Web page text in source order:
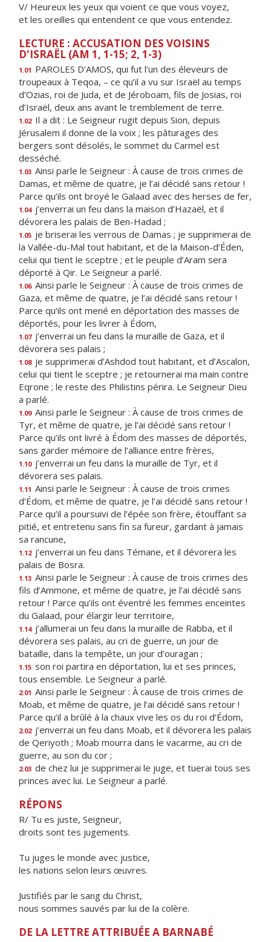
V/ Heureux les yeux qui voient ce que vous voyez,
et les oreilles qui entendent ce que vous entendez.
LECTURE : ACCUSATION DES VOISINS
D'ISRAËL (AM 1, 1-15; 2, 1-3)
1.01 PAROLES D’AMOS, qui fut l’un des éleveurs de
troupeaux à Teqoa, – ce qu’il a vu sur Israël au temps
d’Ozias, roi de Juda, et de Jéroboam, fils de Josias, roi
d’Israël, deux ans avant le tremblement de terre.
1.02 Il a dit : Le Seigneur rugit depuis Sion, depuis
Jérusalem il donne de la voix ; les pâturages des
bergers sont désolés, le sommet du Carmel est
desséché.
1.03 Ainsi parle le Seigneur : À cause de trois crimes de
Damas, et même de quatre, je l’ai décidé sans retour !
Parce qu’ils ont broyé le Galaad avec des herses de fer,
1.04 j’enverrai un feu dans la maison d’Hazaël, et il
dévorera les palais de Ben-Hadad ;
1.05 je briserai les verrous de Damas ; je supprimerai de
la Vallée-du-Mal tout habitant, et de la Maison-d’Éden,
celui qui tient le sceptre ; et le peuple d’Aram sera
déporté à Qir. Le Seigneur a parlé.
1.06 Ainsi parle le Seigneur : À cause de trois crimes de
Gaza, et même de quatre, je l’ai décidé sans retour !
Parce qu’ils ont mené en déportation des masses de
déportés, pour les livrer à Édom,
1.07 j’enverrai un feu dans la muraille de Gaza, et il
dévorera ses palais ;
1.08 je supprimerai d’Ashdod tout habitant, et d’Ascalon,
celui qui tient le sceptre ; je retournerai ma main contre
Eqrone ; le reste des Philistins périra. Le Seigneur Dieu
a parlé.
1.09 Ainsi parle le Seigneur : À cause de trois crimes de
Tyr, et même de quatre, je l’ai décidé sans retour !
Parce qu’ils ont livré à Édom des masses de déportés,
sans garder mémoire de l’alliance entre frères,
1.10 j’enverrai un feu dans la muraille de Tyr, et il
dévorera ses palais.
1.11 Ainsi parle le Seigneur : À cause de trois crimes
d’Édom, et même de quatre, je l’ai décidé sans retour !
Parce qu’il a poursuivi de l’épée son frère, étouffant sa
pitié, et entretenu sans fin sa fureur, gardant à jamais
sa rancune,
1.12 j’enverrai un feu dans Témane, et il dévorera les
palais de Bosra.
1.13 Ainsi parle le Seigneur : À cause de trois crimes des
fils d’Ammone, et même de quatre, je l’ai décidé sans
retour ! Parce qu’ils ont éventré les femmes enceintes
du Galaad, pour élargir leur territoire,
1.14 j’allumerai un feu dans la muraille de Rabba, et il
dévorera ses palais, au cri de guerre, un jour de
bataille, dans la tempête, un jour d’ouragan ;
1.15 son roi partira en déportation, lui et ses princes,
tous ensemble. Le Seigneur a parlé.
2.01 Ainsi parle le Seigneur : À cause de trois crimes de
Moab, et même de quatre, je l’ai décidé sans retour !
Parce qu’il a brûlé à la chaux vive les os du roi d’Édom,
2.02 j’enverrai un feu dans Moab, et il dévorera les palais
de Qeriyoth ; Moab mourra dans le vacarme, au cri de
guerre, au son du cor ;
2.03 de chez lui je supprimerai le juge, et tuerai tous ses
princes avec lui. Le Seigneur a parlé.
RÉPONS
R/ Tu es juste, Seigneur,
droits sont tes jugements.
Tu juges le monde avec justice,
les nations selon leurs œuvres.
Justifiés par le sang du Christ,
nous sommes sauvés par lui de la colère.
DE LA LETTRE ATTRIBUÉE A BARNABÉ